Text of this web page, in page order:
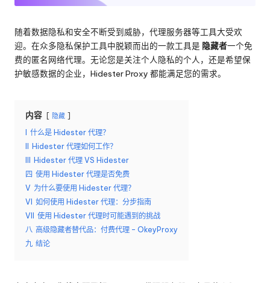
器
[
免
费
用
-
O
y
代
设
置
教
程、
等。
随着数据隐私和安全不断受到威胁，代理服务器等工具大受欢
迎。在众多隐私保护工具中脱颖而出的一款工具是 隐藏者一个免
费的匿名网络代理。无论您是关注个人隐私的个人，还是希望保
护敏感数据的企业，Hidester Proxy 都能满足您的需求。
内容 隐藏
什么是 Hidester 代理？
Hidester 代理如何工作？
Hidester 代理 VS Hidester
四 使用 Hidester 代理是否免费
V 为什么要使用 Hidester 代理？
VI 如何使用 Hidester 代理：分步指南
VII
使用 Hidester 代理时可能遇到的挑战
八 高级隐藏者替代品：付费代理 - OkeyProxy
九 结论